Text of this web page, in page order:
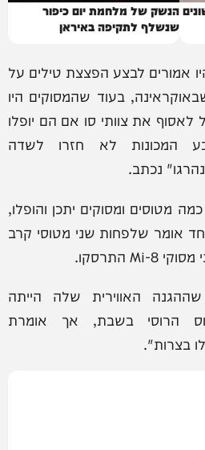
הנשק של מלחמת יום כיפור
שנשלף לתקיפה באיראן
אמורים לבצע הפצצת טילים על
בעוד שהמסוקים היו
לאסוף את צוותי סו אם הם יופלו
המכונות לא חזרו לשדה
נכתב.
מטוסים ומסוקים יתכן והופלו,
אומר שלפחות שני מטוסי קרב
האווירית שלה הייתה
הרוסי בשבת, אך אומרת
בצרות".